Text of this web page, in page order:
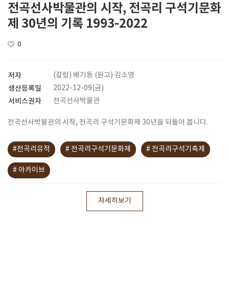
전곡선사박물관의 시작, 전곡리 구석기문화
제 30년의 기록 1993-2022
0
저자 (칼럼) 배기동 (원고) 김소영
생산등록일 2022-12-09(금)
서비스권자 전곡선사박물관
전곡선사박물관의 시작, 전곡리 구석기문화제 30년을 되돌아 봅니다.
#전곡리유적 # 전곡리구석기문화제 # 전곡리구석기축제
# 아카이브
자세히보기